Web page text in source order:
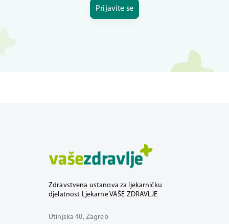
Prijavite se
Zdravstvena ustanova za ljekarničku
djelatnost Ljekarne VAŠE ZDRAVLJE
Utinjska 40, Zagreb